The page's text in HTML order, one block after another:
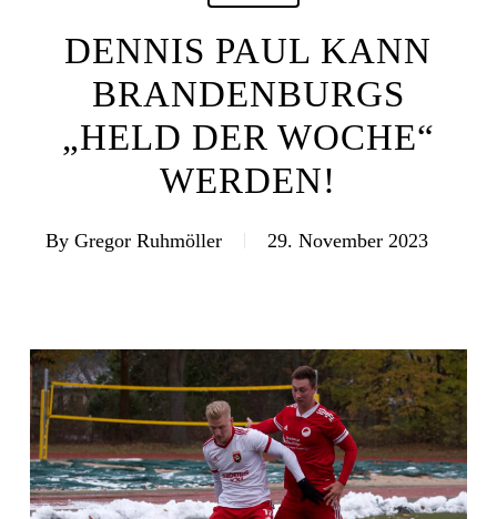
DENNIS PAUL KANN
BRANDENBURGS
„HELD DER WOCHE“
WERDEN!
By Gregor Ruhmöller 29. November 2023